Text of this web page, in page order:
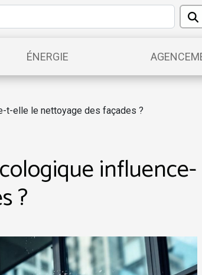
ÉNERGIE
t-elle le nettoyage des façades ?
influence-
?